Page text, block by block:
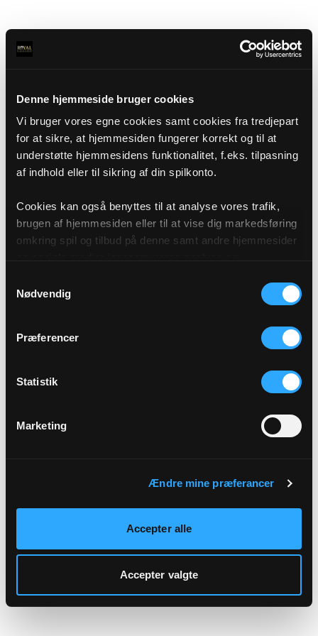
Denne hjemmeside bruger cookies
Vi bruger vores egne cookies samt cookies fra tredjepart
for at sikre, at hjemmesiden fungerer korrekt og til at
understøtte hjemmesidens funktionalitet, f.eks. tilpasning
af indhold eller til sikring af din spilkonto.
Cookies kan også benyttes til at analyse vores trafik,
brugen af hjemmesiden eller til at vise dig markedsføring
omkring spil og tilbud på denne samt andre hjemmesider
af cookies under "Detaljer" eller ved at klikke videre til
vores Cookiepolitik, som du finder i bunden af vores
Nødvendig
Præferencer
Statistik
Marketing
Ændre mine præferancer
Accepter alle
Accepter valgte